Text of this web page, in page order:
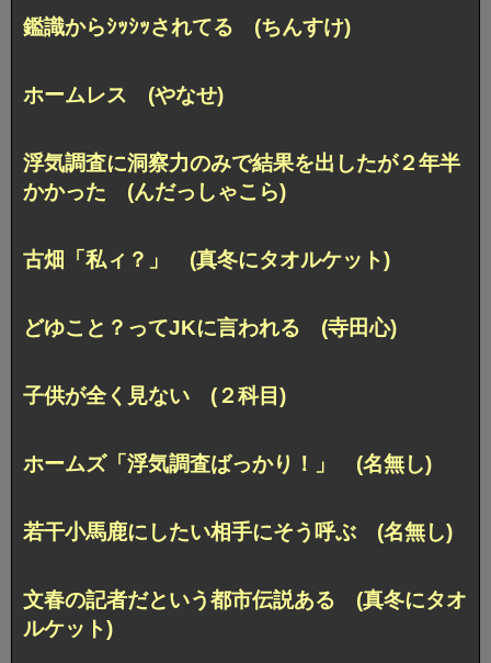
鑑識からｼｯｼｯされてる (ちんすけ)
ホームレス (やなせ)
浮気調査に洞察力のみで結果を出したが２年半
かかった (んだっしゃこら)
古畑「私ィ？」 (真冬にタオルケット)
どゆこと？ってJKに言われる (寺田心)
子供が全く見ない (２科目)
ホームズ「浮気調査ばっかり！」 (名無し)
若干小馬鹿にしたい相手にそう呼ぶ (名無し)
文春の記者だという都市伝説ある (真冬にタオ
ルケット)